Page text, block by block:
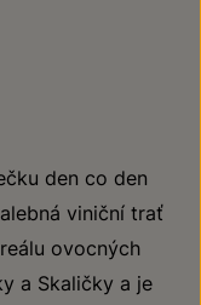
den co den
viniční trať
ovocných
a Skaličky a je